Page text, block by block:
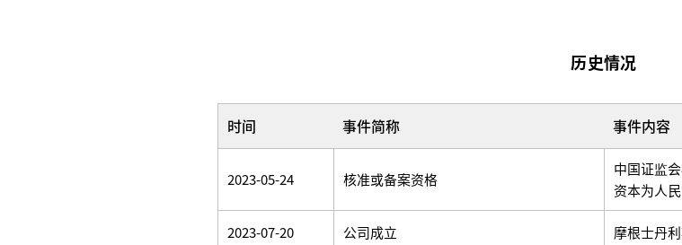
历史情况
时间 事件简称 事件内容
2023-05-24 核准或备案资格
中国证监
资本为人
2023-07-20 公司成立 摩根士丹